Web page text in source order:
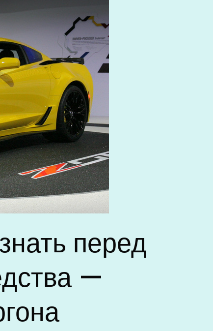
перед
—